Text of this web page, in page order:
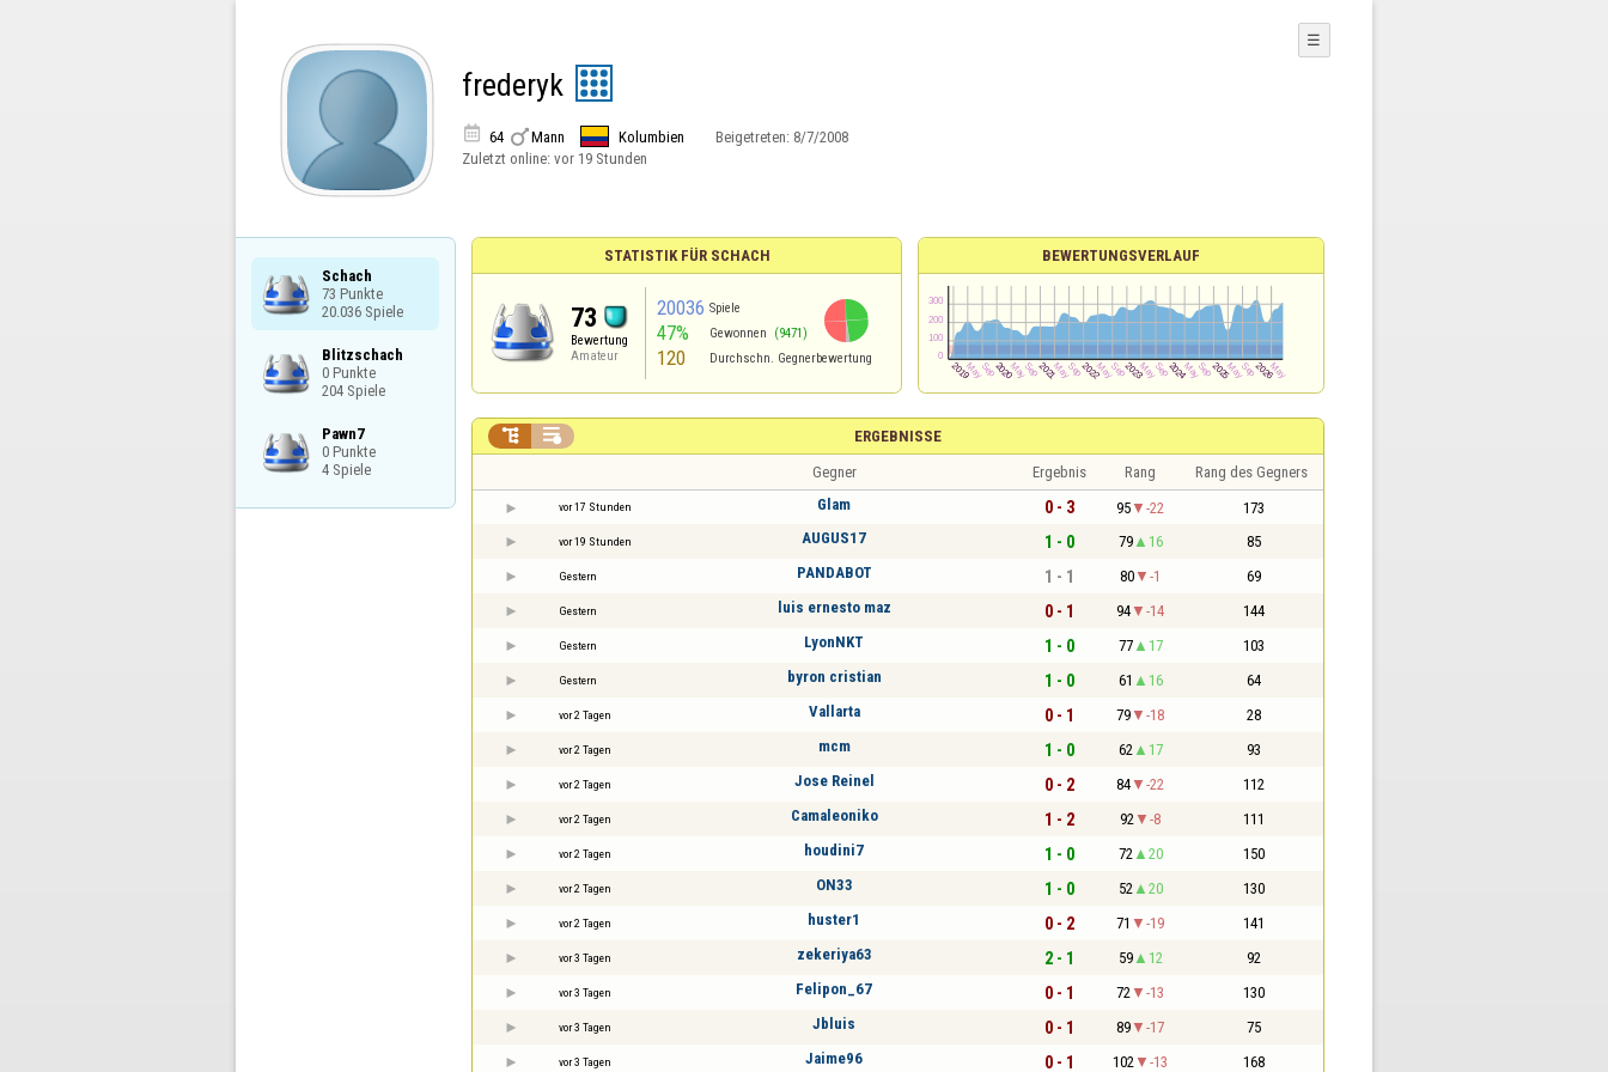
frederyk
 64 Mann Kolumbien Beigetreten: 8/7/2008
Zuletzt online: vor 19 Stunden
☰
Schach
73 Punkte
20.036 Spiele
Blitzschach
0 Punkte
204 Spiele
Pawn7
0 Punkte
4 Spiele
STATISTIK FÜR SCHACH
73
Bewertung
Amateur
20036 Spiele
47% Gewonnen (9471)
120 Durchschn. Gegnerbewertung
BEWERTUNGSVERLAUF
ERGEBNISSE
 
Gegner Ergebnis Rang Rang des Gegners
vor 17 Stunden Glam 0 - 3 95 -22 173
vor 19 Stunden AUGUS17 1 - 0 79 16 85
Gestern PANDABOT 1 - 1 80 -1 69
Gestern luis ernesto maz 0 - 1 94 -14 144
Gestern LyonNKT 1 - 0 77 17 103
Gestern byron cristian 1 - 0 61 16 64
vor 2 Tagen Vallarta 0 - 1 79 -18 28
vor 2 Tagen mcm 1 - 0 62 17 93
vor 2 Tagen Jose Reinel 0 - 2 84 -22 112
vor 2 Tagen Camaleoniko 1 - 2 92 -8 111
vor 2 Tagen houdini7 1 - 0 72 20 150
vor 2 Tagen ON33 1 - 0 52 20 130
vor 2 Tagen huster1 0 - 2 71 -19 141
vor 3 Tagen zekeriya63 2 - 1 59 12 92
vor 3 Tagen Felipon_67 0 - 1 72 -13 130
vor 3 Tagen Jbluis 0 - 1 89 -17 75
vor 3 Tagen Jaime96 0 - 1 102 -13 168